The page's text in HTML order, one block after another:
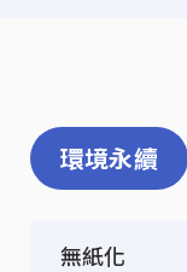
環境永續
無紙化